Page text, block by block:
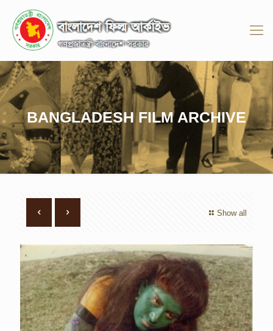
BANGLADESH FILM ARCHIVE
Show all